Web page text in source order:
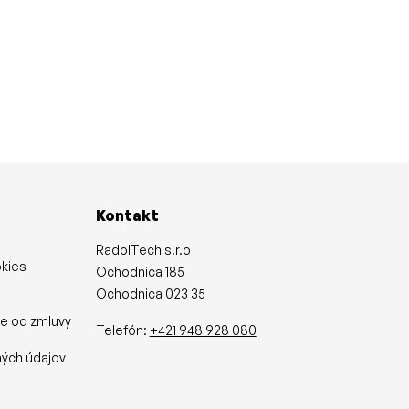
od zmluvy
údajov
Kontakt
RadolTech s.r.o
Ochodnica 185
Ochodnica 023 35
Telefón: +421 948 928 080